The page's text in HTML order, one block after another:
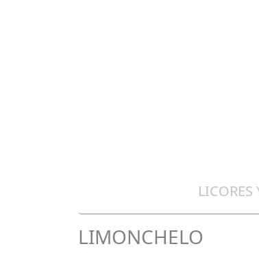
LICORES
LIMONCHELO